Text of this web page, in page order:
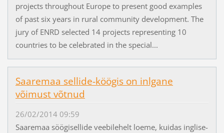
projects throughout Europe to present good examples
of past six years in rural community development. The
jury of ENRD selected 14 projects representing 10
countries to be celebrated in the special...
Saaremaa sellide-köögis on inlgane
võimust võtnud
26/02/2014 09:59
Saaremaa söögisellide veebilehelt loeme, kuidas inglise-